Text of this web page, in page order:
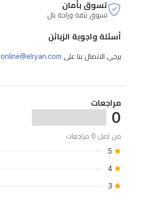
للضبط
لمحيط
ذراع
42
وتثبت
باستخدام
فيلكو
لتجربة
يعرض
الجهاز
تسوق بأمان
تسوق بثقة وراحة بال
أسئلة واجوبة الزبائن
يرجى الاتصال بنا على online@elryan.com
مراجعات
0
من اصل 0 مراجعات
5
4
3